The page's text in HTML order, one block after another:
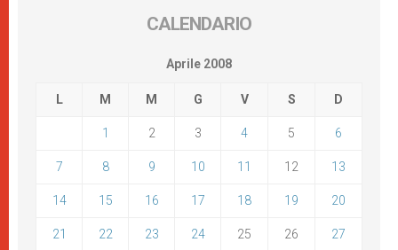
CALENDARIO
Aprile 2008
L M M G V S D
1 2 3 4 5 6
7 8 9 10 11 12 13
14 15 16 17 18 19 20
21 22 23 24 25 26 27